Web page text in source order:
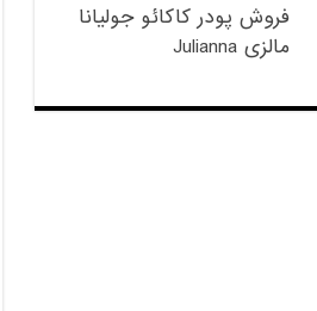
فروش پودر کاکائو جولیانا
مالزی Julianna